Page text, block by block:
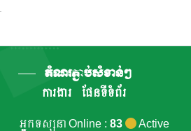
តំណរភ្ជាប់សំខាន់ៗ
ការងារ
ផែនទីទំព័រ
អ្នកទស្សនា Online : 83
Active